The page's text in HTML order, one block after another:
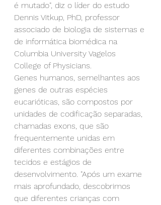
é mutado", diz o líder do estudo
Dennis Vitkup, PhD, professor
associado de biologia de sistemas e
de informática biomédica na
Columbia University Vagelos
College of Physicians.
Genes humanos, semelhantes aos
genes de outras espécies
eucarióticas, são compostos por
unidades de codificação separadas,
chamadas exons, que são
frequentemente unidas em
diferentes combinações entre
tecidos e estágios de
desenvolvimento. "Após um exame
mais aprofundado, descobrimos
que diferentes crianças com